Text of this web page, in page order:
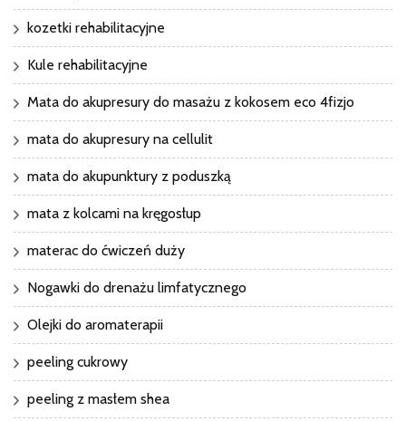
kozetki rehabilitacyjne
Kule rehabilitacyjne
Mata do akupresury do masażu z kokosem eco 4fizjo
mata do akupresury na cellulit
mata do akupunktury z poduszką
mata z kolcami na kręgosłup
materac do ćwiczeń duży
Nogawki do drenażu limfatycznego
Olejki do aromaterapii
peeling cukrowy
peeling z masłem shea